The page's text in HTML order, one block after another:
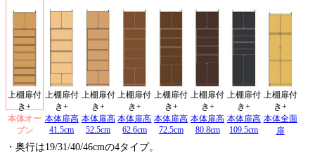
上棚扉付
き+
本体オー
プン
上棚扉付
き+
本体扉高
41.5cm
上棚扉付
き+
本体扉高
52.5cm
上棚扉付
き+
本体扉高
62.6cm
上棚扉付
き+
本体扉高
72.5cm
上棚扉付
き+
本体扉高
80.8cm
上棚扉付
き+
本体扉高
109.5cm
上棚扉付
き+
本体全面
扉
・奥行は19/31/40/46cmの4タイプ。